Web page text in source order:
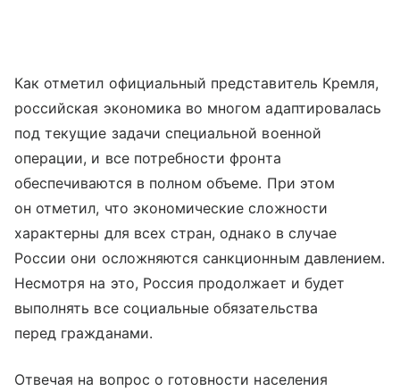
Как отметил официальный представитель Кремля,
российская экономика во многом адаптировалась
под текущие задачи специальной военной
операции, и все потребности фронта
обеспечиваются в полном объеме. При этом
он отметил, что экономические сложности
характерны для всех стран, однако в случае
России они осложняются санкционным давлением.
Несмотря на это, Россия продолжает и будет
выполнять все социальные обязательства
перед гражданами.
Отвечая на вопрос о готовности населения